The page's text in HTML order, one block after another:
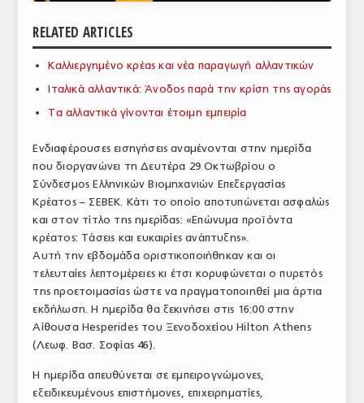
ΕΜΠΟΡΙΚΟΣ ΚΑΤΑΛΟΓΟΣ
ΠΑΡΑΓΩΓΗ & ΕΜΠΟΡΙΑ
ΕΞΟΠΛΙΣΜΟΣ
ΥΠΗΡΕΣΙΕΣ
ΕΜΠΟΡΙΚΟΙ ΑΝΤΙΠΡΟΣΩΠΟΙ
ΝΟΜΟΘΕΣΙΑ
ΕΛΛΗΝΙΚΗ ΝΟΜΟΘΕΣΙΑ
ΕΥΡΩΠΑΪΚΗ ΝΟΜΟΘΕΣΙΑ
Profile
RELATED ARTICLES
Καλλιεργημένο κρέας και νέα παραγωγή αλλαντικών
Ιταλικά αλλαντικά: Άνοδος παρά την κρίση της αγοράς
Τα αλλαντικά γίνονται έτοιμη εμπειρία
Ενδιαφέρουσες εισηγήσεις αναμένονται στην ημερίδα
που διοργανώνει τη Δευτέρα 29 Οκτωβρίου ο
Σύνδεσμος Ελληνικών Βιομηχανιών Επεξεργασίας
Κρέατος – ΣΕΒΕΚ. Κάτι το οποίο αποτυπώνεται ασφαλώς
και στον τίτλο της ημερίδας: «Επώνυμα προϊόντα
κρέατος: Τάσεις και ευκαιρίες ανάπτυξης».
Αυτή την εβδομάδα οριστικοποιήθηκαν και οι
τελευταίες λεπτομέρειες κι έτσι κορυφώνεται ο πυρετός
της προετοιμασίας ώστε να πραγματοποιηθεί μια άρτια
εκδήλωση. Η ημερίδα θα ξεκινήσει στις 16:00 στην
Αίθουσα Hesperides του Ξενοδοχείου Hilton Athens
(Λεωφ. Βασ. Σοφίας 46).
Η ημερίδα απευθύνεται σε εμπειρογνώμονες,
εξειδικευμένους επιστήμονες, επιχειρηματίες,